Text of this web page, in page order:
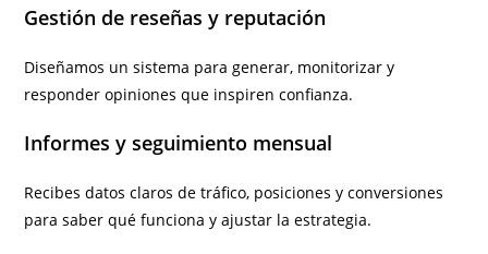
Gestión de reseñas y reputación
Diseñamos un sistema para generar, monitorizar y
responder opiniones que inspiren confianza.
Informes y seguimiento mensual
Recibes datos claros de tráfico, posiciones y conversiones
para saber qué funciona y ajustar la estrategia.